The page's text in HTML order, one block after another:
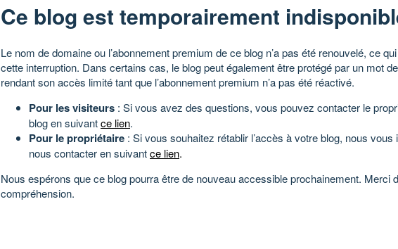
Ce blog est temporairement
Le nom de domaine ou l’abonnement premium de ce blog n’a pas été renouvelé, ce
cette interruption. Dans certains cas, le blog peut également être protégé par un mot
rendant son accès limité tant que l’abonnement premium n’a pas été réactivé.
Pour les visiteurs : Si vous avez des questions, vous pouvez contacter le
blog en suivantce lien.
Pour le propriétaire : Si vous souhaitez rétablir l’accès à votre blog, nous vous
nous contacter en suivantce lien.
Nous espérons que ce blog pourra être de nouveau accessible prochainement. Merci
compréhension.